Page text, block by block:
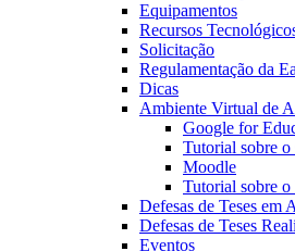
Equipamentos
Recursos
Solicitação
Regulamentação da
Dicas
Ambiente Virtual de
Google for
Tutorial sobre
Moodle
Tutorial sobre
Defesas de Teses em
Defesas de Teses
Eventos